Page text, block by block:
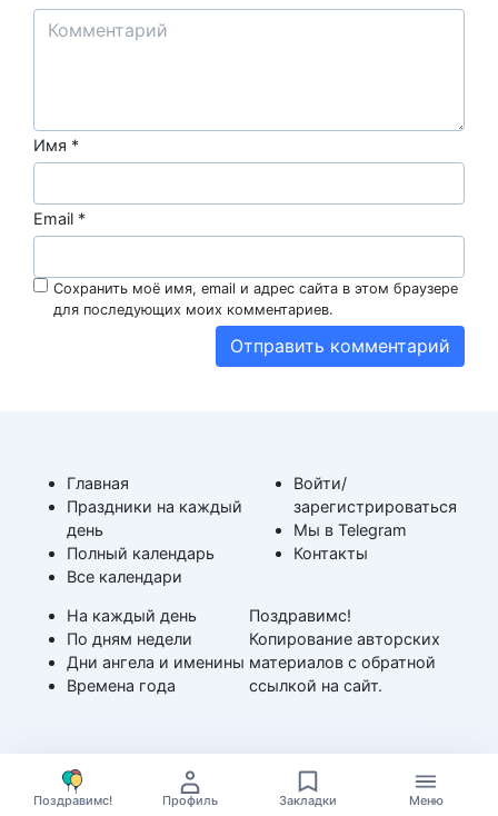
Имя *
Email *
Сохранить моё имя, email и адрес сайта в этом браузере
для последующих моих комментариев.
Главная
Праздники на каждый
день
Полный календарь
Все календари
На каждый день
По дням недели
Дни ангела и именины
Времена года
Войти/
зарегистрироваться
Мы в Telegram
Контакты
Поздравимс!
Копирование авторских
материалов с обратной
ссылкой на сайт.
Поздравимс! Профиль Закладки Меню